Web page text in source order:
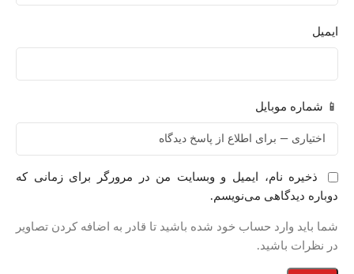
ایمیل
📱 شماره موبایل
ذخیره نام، ایمیل و وبسایت من در مرورگر برای زمانی که
دوباره دیدگاهی می‌نویسم.
شما باید وارد حساب خود شده باشید تا قادر به اضافه کردن تصاویر
در نظرات باشید.